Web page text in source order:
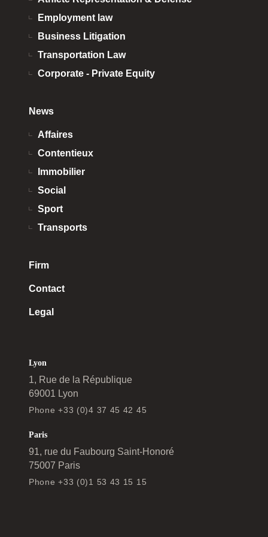
Employment law
Business Litigation
Transportation Law
Corporate - Private Equity
News
Affaires
Contentieux
Immobilier
Social
Sport
Transports
Firm
Contact
Legal
Lyon
1, Rue de la République
69001 Lyon
Phone +33 (0)4 37 45 42 45
Paris
91, rue du Faubourg Saint-Honoré
75007 Paris
Phone +33 (0)1 53 43 15 15